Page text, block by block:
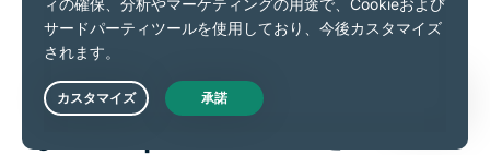
ExpressVPNを入手する
なぜExpressVPNを選ぶの